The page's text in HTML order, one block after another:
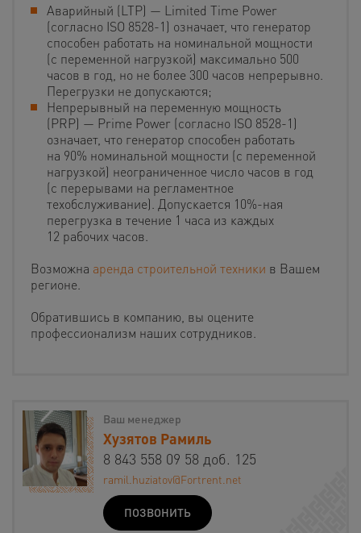
Аварийный (LTP) — Limited Time Power
(согласно ISO 8528-1) означает, что генератор
способен работать на номинальной мощности
(с переменной нагрузкой) максимально 500
часов в год, но не более 300 часов непрерывно.
Перегрузки не допускаются;
Непрерывный на переменную мощность
(PRP) — Prime Power (согласно ISO 8528-1)
означает, что генератор способен работать
на 90% номинальной мощности (с переменной
нагрузкой) неограниченное число часов в год
(с перерывами на регламентное
техобслуживание). Допускается 10%-ная
перегрузка в течение 1 часа из каждых
12 рабочих часов.
Возможна аренда строительной техники в Вашем
регионе.
Обратившись в компанию, вы оцените
профессионализм наших сотрудников.
Ваш менеджер
Хузятов Рамиль
8 843 558 09 58 доб. 125
ramil.huziatov@Fortrent.net
ПОЗВОНИТЬ